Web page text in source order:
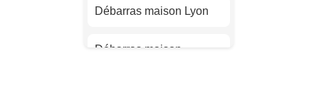
Débarras maison Lyon
Débarras maison